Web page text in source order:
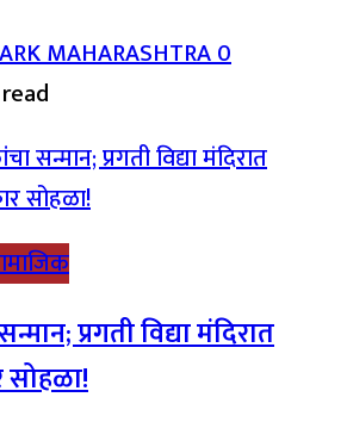
MAHARASHTRA0
प्रगती विद्या मंदिरात
सोहळा!